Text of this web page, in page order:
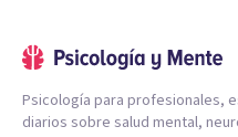
Psicología para profesionales,
diarios sobre salud mental,